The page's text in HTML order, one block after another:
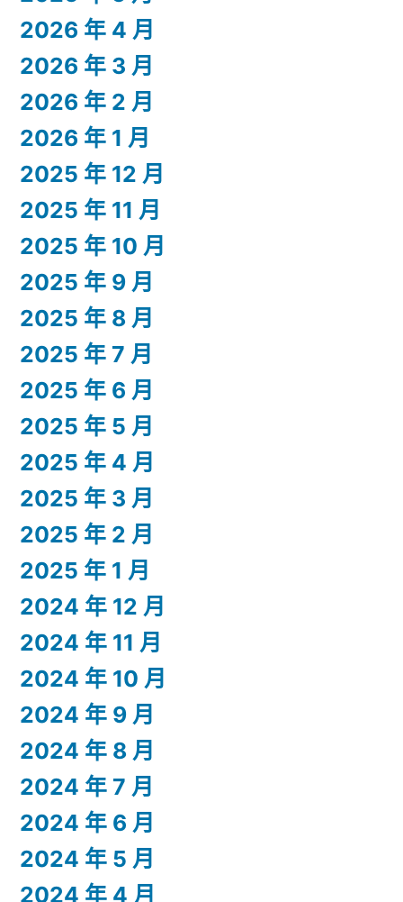
2026 年 4 月
2026 年 3 月
2026 年 2 月
2026 年 1 月
2025 年 12 月
2025 年 11 月
2025 年 10 月
2025 年 9 月
2025 年 8 月
2025 年 7 月
2025 年 6 月
2025 年 5 月
2025 年 4 月
2025 年 3 月
2025 年 2 月
2025 年 1 月
2024 年 12 月
2024 年 11 月
2024 年 10 月
2024 年 9 月
2024 年 8 月
2024 年 7 月
2024 年 6 月
2024 年 5 月
2024 年 4 月